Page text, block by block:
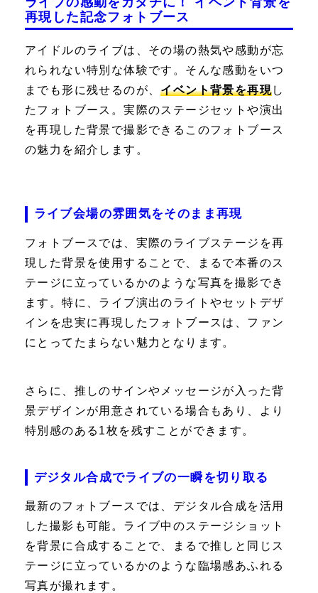
再現した記念フォトブース
アイドルのライブは、その場の熱気や感動が忘
れられない特別な体験です。そんな感動をいつ
までも形に残せるのが、イベント背景を再現し
たフォトブース。実際のステージセットや演出
を再現した背景で撮影できるこのフォトブース
の魅力を紹介します。
ライブ会場の雰囲気をそのまま再現
フォトブースでは、実際のライブステージを再
現した背景を使用することで、まるで本番のス
テージに立っているかのような写真を撮影でき
ます。特に、ライブ演出のライトやセットデザ
インを忠実に再現したフォトブースは、ファン
にとってたまらない魅力となります。
さらに、推しのサインやメッセージが入った背
景デザインが用意されている場合もあり、より
特別感のある1枚を残すことができます。
デジタル合成でライブの一瞬を切り取る
最新のフォトブースでは、デジタル合成を活用
した撮影も可能。ライブ中のステージショット
を背景に合成することで、まるで推しと同じス
テージに立っているかのような臨場感あふれる
写真が撮れます。